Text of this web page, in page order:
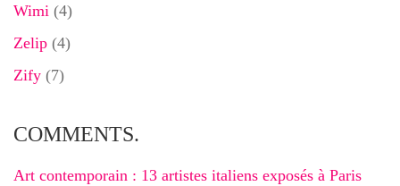
Wimi (4)
Zelip (4)
Zify (7)
COMMENTS.
Art contemporain : 13 artistes italiens exposés à Paris